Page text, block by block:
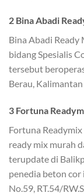
2 Bina Abadi
Bina Abadi Ready
bidang Spesialis
tersebut
Berau,
3 Fortuna
Fortuna
ready mix murah
terupdate di
penedia beton cor
No.59, RT.54/